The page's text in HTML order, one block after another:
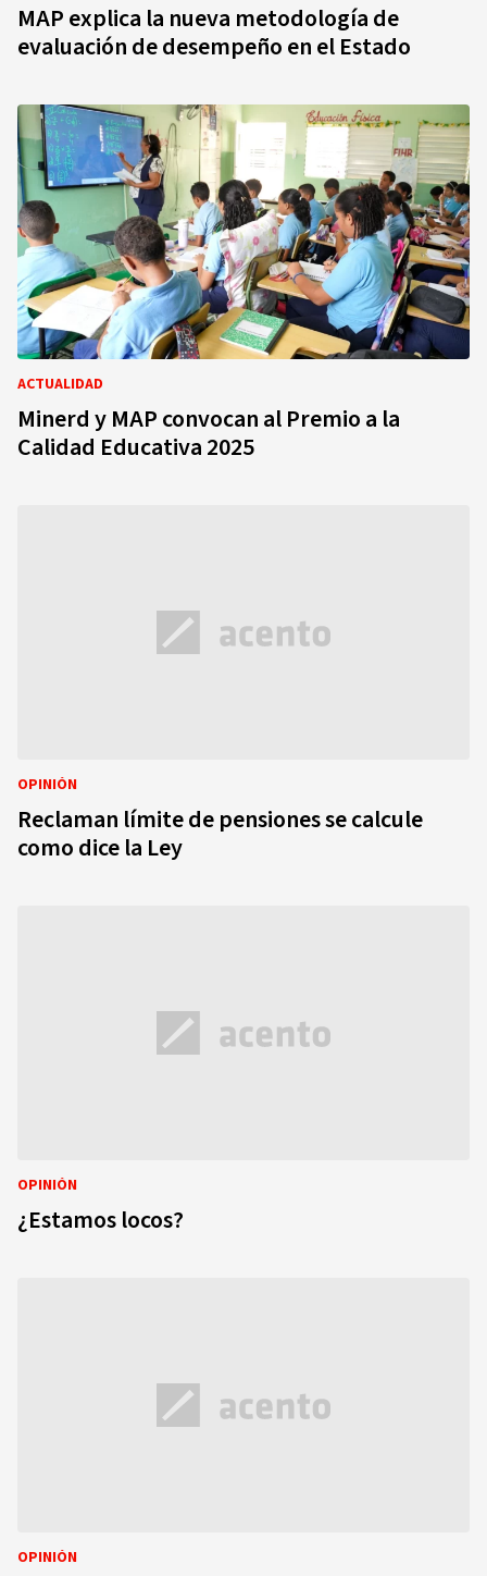
MAP explica la nueva metodología de
evaluación de desempeño en el Estado
ACTUALIDAD
Minerd y MAP convocan al Premio a la
Calidad Educativa 2025
OPINIÓN
Reclaman límite de pensiones se calcule
como dice la Ley
OPINIÓN
¿Estamos locos?
OPINIÓN